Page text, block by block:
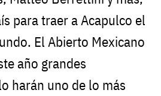
para traer a Acapulco el
El Abierto Mexicano
año grandes
harán uno de lo más